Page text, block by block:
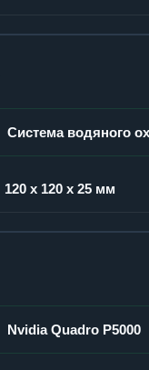
Система водяного
120 x 120 x 25 мм
Nvidia Quadro P5000